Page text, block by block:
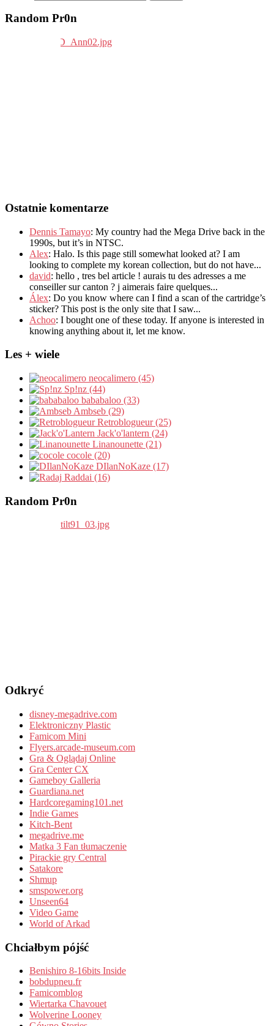
Random Pr0n
Ostatnie komentarze
Dennis Tamayo: My country had the Mega Drive back in the
1990s, but it’s in NTSC.
Alex: Halo. Is this page still somewhat looked at? I am
looking to complete my korean collection, but do not have...
david: hello , tres bel article ! aurais tu des adresses a me
conseiller sur canton ? j aimerais faire quelques...
Álex: Do you know where can I find a scan of the cartridge’s
sticker? This post is the only site that I saw...
Achoo: I bought one of these today. If anyone is interested in
knowing anything about it, let me know.
Les + wiele
neocalimero (45)
Sp!nz (44)
bababaloo (33)
Ambseb (29)
Retroblogueur (25)
Jack'o'lantern (24)
Linanounette (21)
cocole (20)
DIlanNoKaze (17)
Raddai (16)
Random Pr0n
Odkryć
disney-megadrive.com
Elektroniczny Plastic
Famicom Mini
Flyers.arcade-museum.com
Gra & Oglądaj Online
Gra Center CX
Gameboy Galleria
Guardiana.net
Hardcoregaming101.net
Indie Games
Kitch-Bent
megadrive.me
Matka 3 Fan tłumaczenie
Pirackie gry Central
Satakore
Shmup
smspower.org
Unseen64
Video Game
World of Arkad
Chciałbym pójść
Benishiro 8-16bits Inside
bobdupneu.fr
Famicomblog
Wiertarka Chavouet
Wolverine Looney